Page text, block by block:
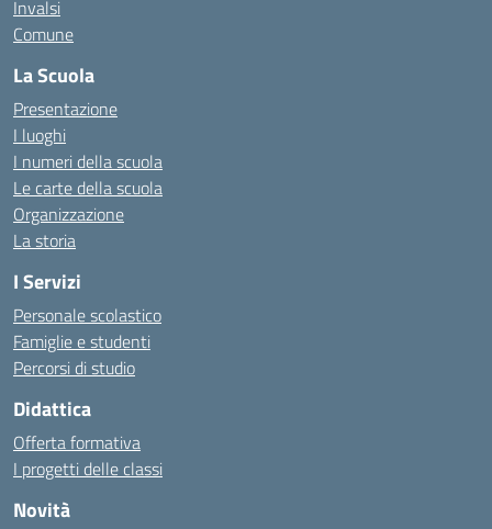
Invalsi
Comune
La Scuola
Presentazione
I luoghi
I numeri della scuola
Le carte della scuola
Organizzazione
La storia
I Servizi
Personale scolastico
Famiglie e studenti
Percorsi di studio
Didattica
Offerta formativa
I progetti delle classi
Novità